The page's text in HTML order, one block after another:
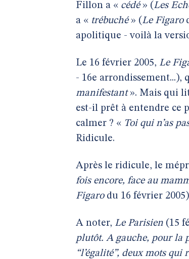
Fillon a « cédé» (Les
a « trébuché» (Le Figaro
apolitique - voilà la
Le 16 février 2005, Le
- 16e arrondissement...),
manifestant». Mais qui
est-il prêt à entendre ce
calmer ? « Toi qui n’as
Ridicule.
Après le ridicule, le
fois encore, face au
Figarodu 16 février
A noter, Le Parisien (15
plutôt. A gauche, pour la
“l’égalité”, deux mots